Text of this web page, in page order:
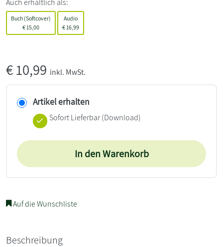
Buch (Softcover)
€ 15,00
Audio
€ 16,99
€10,99 inkl. MwSt.
Artikel erhalten
Sofort Lieferbar (Download)
In den Warenkorb
Auf die Wunschliste
Beschreibung